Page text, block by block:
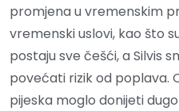
promjena u vremenskim
vremenski uslovi, kao što
postaju sve češći, a Silvis
povećati rizik od poplava.
pijeska moglo donijeti